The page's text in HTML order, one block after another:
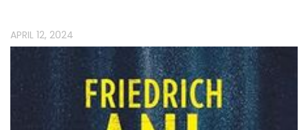
APRIL 12, 2024